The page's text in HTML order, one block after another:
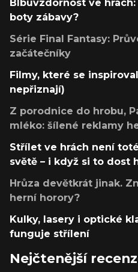
Blbuvzdornost ve
boty zábavy?
Série Final Fantasy:
začátečníky
Filmy, které se
nepřiznají)
Z porodnice do hrobu,
mléko: šílené reklamy
Střílet ve hrách není
světě – i když si to dost
Hrůza devětkrát jinak.
herní horory?
Kulky, lasery i optické
funguje střílení
Nejčtenější